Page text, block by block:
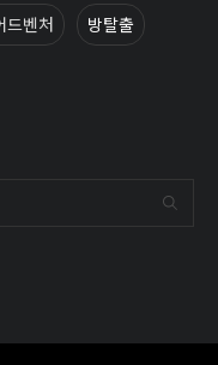
드벤처 방탈출